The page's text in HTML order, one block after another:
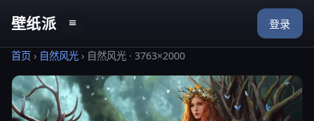
壁纸派 ≡ 登录
首页 › 自然风光 › 自然风光 · 3763×2000